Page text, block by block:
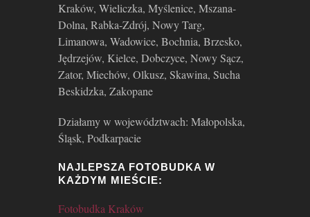
Kraków, Wieliczka, Myślenice, Mszana-
Dolna, Rabka-Zdrój, Nowy Targ,
Limanowa, Wadowice, Bochnia, Brzesko,
Jędrzejów, Kielce, Dobczyce, Nowy Sącz,
Zator, Miechów, Olkusz, Skawina, Sucha
Beskidzka, Zakopane
Działamy w województwach: Małopolska,
Śląsk, Podkarpacie
NAJLEPSZA FOTOBUDKA W
KAŻDYM MIEŚCIE:
Fotobudka Kraków